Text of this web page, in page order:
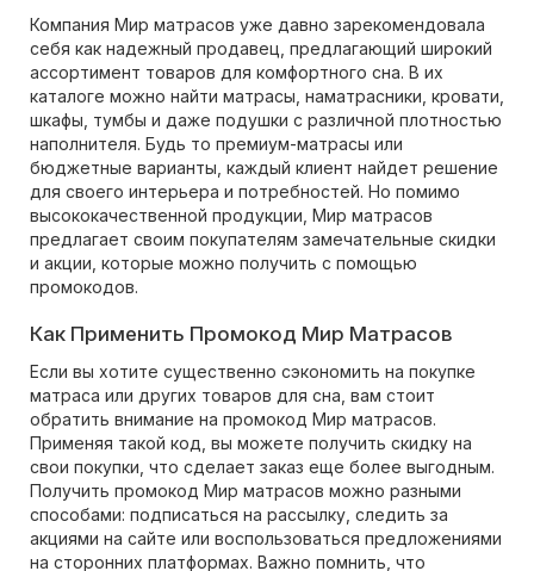
Компания Мир матрасов уже давно зарекомендовала
себя как надежный продавец, предлагающий широкий
ассортимент товаров для комфортного сна. В их
каталоге можно найти матрасы, наматрасники, кровати,
шкафы, тумбы и даже подушки с различной плотностью
наполнителя. Будь то премиум-матрасы или
бюджетные варианты, каждый клиент найдет решение
для своего интерьера и потребностей. Но помимо
высококачественной продукции, Мир матрасов
предлагает своим покупателям замечательные скидки
и акции, которые можно получить с помощью
промокодов.
Как Применить Промокод Мир Матрасов
Если вы хотите существенно сэкономить на покупке
матраса или других товаров для сна, вам стоит
обратить внимание на промокод Мир матрасов.
Применяя такой код, вы можете получить скидку на
свои покупки, что сделает заказ еще более выгодным.
Получить промокод Мир матрасов можно разными
способами: подписаться на рассылку, следить за
акциями на сайте или воспользоваться предложениями
на сторонних платформах. Важно помнить, что